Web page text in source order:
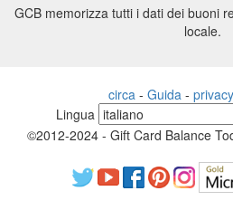
GCB memorizza tutti i dati dei buoni
locale.
circa - Guida - privacy
Lingua
©2012-2024 - Gift Card Balance